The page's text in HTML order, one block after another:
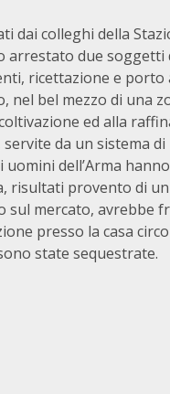
dai colleghi della
arrestato due
ricettazione e porto
bel mezzo di una
ed alla
da un sistema
uomini dell’Arma
risultati provento di
sul mercato, avrebbe
presso la casa
state sequestrate.